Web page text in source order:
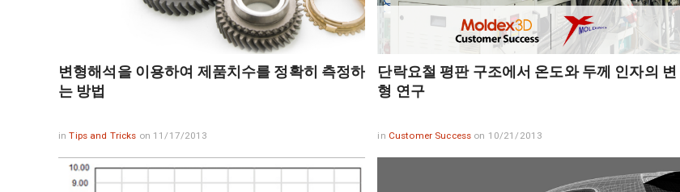
변형해석을 이용하여 제품치수를 정확히 측정하
는 방법
inTips and Tricks on 11/17/2013
단락요철 평판 구조에서 온도와 두께 인자의 변
형 연구
in Customer Success on 10/21/2013